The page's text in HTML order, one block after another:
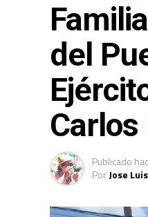
del
Carlos
Publicado
PorJose